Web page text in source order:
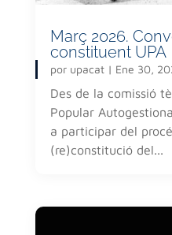
Març 2026.
constituent UPA
por upacat| Ene 30,
Des de la comissió
Popular
a participar del
(re)constitució del...